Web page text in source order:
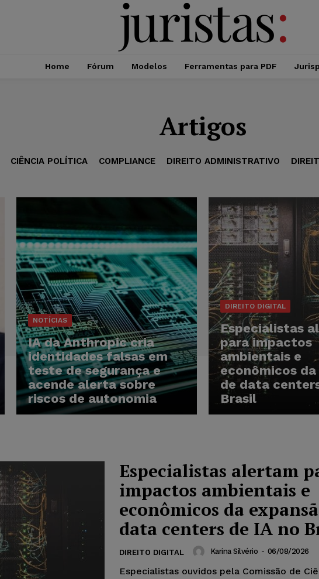
Home Fórum Modelos Ferramentas para PDF
Artigos
CIÊNCIA POLÍTICA COMPLIANCE DIREITO ADMINISTRATIVO
NOTÍCIAS
IA da Anthropic cria
identidades falsas em
teste de segurança e
acende alerta sobre
riscos de autonomia
DIREITO DIGITAL
Especialistas
para impactos
ambientais e
econômicos da
de data
Brasil
Especialistas alertam
impactos ambientais e
econômicos da
data centers de IA no
DIREITO DIGITAL Karina Silvério - 06/08/2026
Especialistas ouvidos pela Comissão de